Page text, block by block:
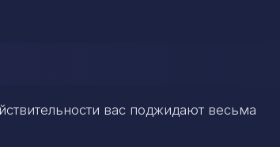
вас поджидают весьма